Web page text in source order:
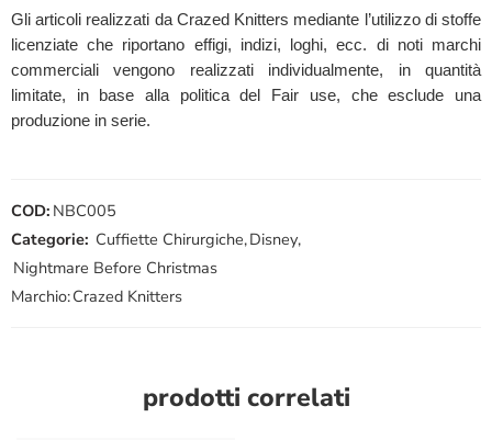
Gli articoli realizzati da Crazed Knitters mediante l’utilizzo di stoffe
licenziate che riportano effigi, indizi, loghi, ecc. di noti marchi
commerciali vengono realizzati individualmente, in quantità
limitate, in base alla politica del Fair use, che esclude una
produzione in serie.
COD: NBC005
Categorie: Cuffiette Chirurgiche,Disney,
Nightmare Before Christmas
Marchio:Crazed Knitters
prodotti correlati